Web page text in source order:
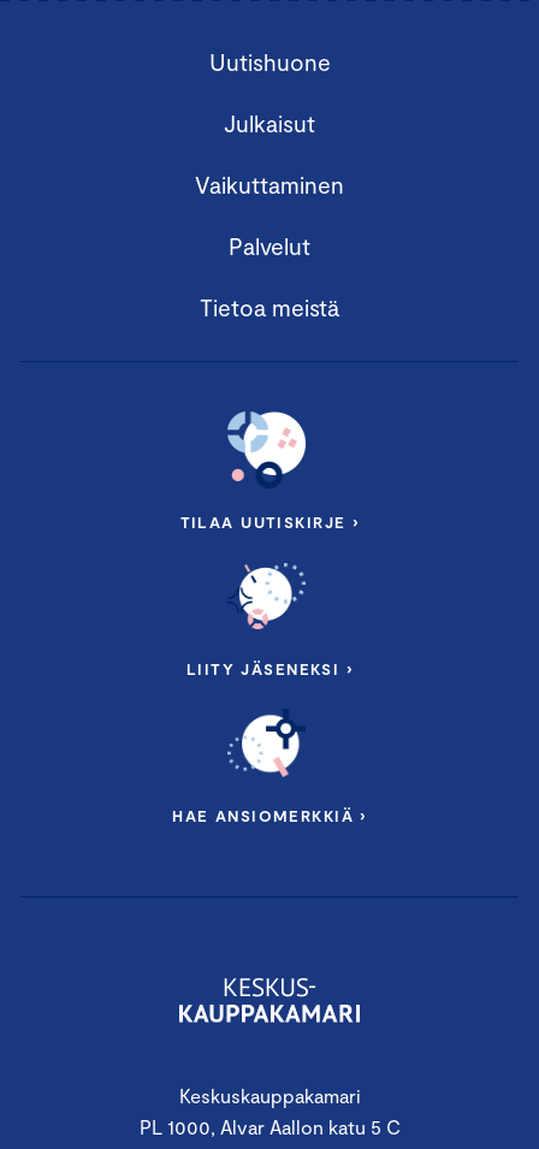
Keskuskauppakamari
PL 1000, Alvar Aallon katu 5 C
Uutishuone
Julkaisut
Vaikuttaminen
Palvelut
Tietoa meistä
TILAA UUTISKIRJE ›
LIITY JÄSENEKSI ›
HAE ANSIOMERKKIÄ ›